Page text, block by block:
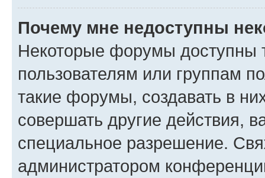
Почему мне недоступны
Некоторые форумы доступны
пользователям или группам
такие форумы, создавать в
совершать другие действия,
специальное разрешение.
администратором